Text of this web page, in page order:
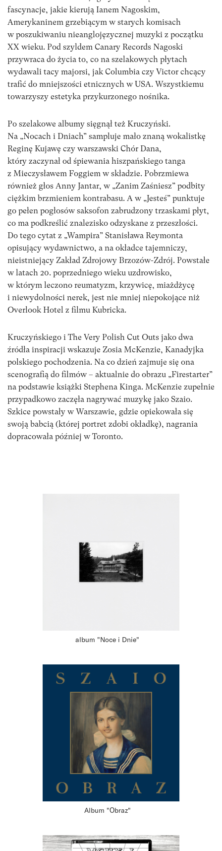
fascynacje, jakie kierują Ianem Nagoskim,
Amerykaninem grzebiącym w starych komisach
w poszukiwaniu nieanglojęzycznej muzyki z początku
XX wieku. Pod szyldem Canary Records Nagoski
przywraca do życia to, co na szelakowych płytach
wydawali tacy majorsi, jak Columbia czy Victor chcący
trafić do mniejszości etnicznych w USA. Wszystkiemu
towarzyszy estetyka przykurzonego nośnika.
Po szelakowe albumy sięgnął też Kruczyński.
Na „Nocach i Dniach” sampluje mało znaną wokalistkę
Reginę Kujawę czy warszawski Chór Dana,
który zaczynał od śpiewania hiszpańskiego tanga
z Mieczysławem Foggiem w składzie. Pobrzmiewa
również głos Anny Jantar, w „Zanim Zaśniesz” podbity
ciężkim brzmieniem kontrabasu. A w „Jesteś” punktuje
go pełen pogłosów saksofon zabrudzony trzaskami płyt,
co ma podkreślić znalezisko odzyskane z przeszłości.
Do tego cytat z „Wampira” Stanisława Reymonta
opisujący wydawnictwo, a na okładce tajemniczy,
nieistniejący Zakład Zdrojowy Brzozów-Zdrój. Powstałe
w latach 20. poprzedniego wieku uzdrowisko,
w którym leczono reumatyzm, krzywicę, miażdżycę
i niewydolności nerek, jest nie mniej niepokojące niż
Overlook Hotel z filmu Kubricka.
Kruczyńskiego i The Very Polish Cut Outs jako dwa
źródła inspiracji wskazuje Zosia McKenzie, Kanadyjka
polskiego pochodzenia. Na co dzień zajmuje się ona
scenografią do filmów – aktualnie do obrazu „Firestarter”
na podstawie książki Stephena Kinga. McKenzie zupełnie
przypadkowo zaczęła nagrywać muzykę jako Szaio.
Szkice powstały w Warszawie, gdzie opiekowała się
swoją babcią (której portret zdobi okładkę), nagrania
dopracowała później w Toronto.
album "Noce i Dnie"
Album "Obraz"